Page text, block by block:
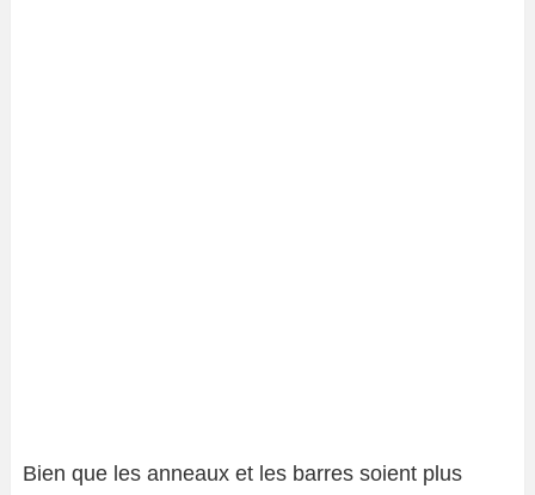
Bien que les anneaux et les barres soient plus